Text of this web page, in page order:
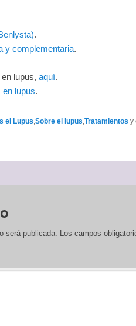
.
y complementaria.
lupus, aquí.
lupus.
el Lupus,Sobre el lupus,Tratamientos y
será publicada. Los campos